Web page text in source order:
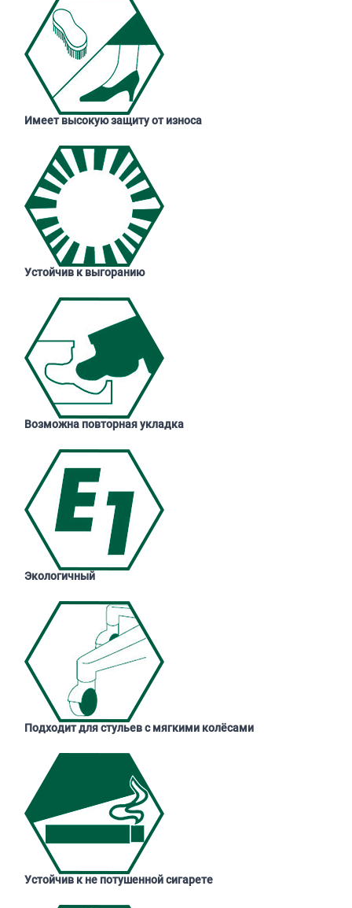
Имеет высокую защиту от износа
Устойчив к выгоранию
Возможна повторная укладка
Экологичный
Подходит для стульев с мягкими колёсами
Устойчив к не потушенной сигарете